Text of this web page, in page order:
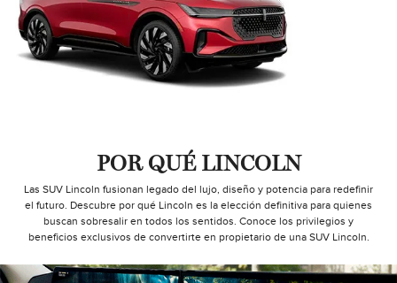
POR QUÉ LINCOLN
Las SUV Lincoln fusionan legado del lujo, diseño y potencia para redefinir
el futuro. Descubre por qué Lincoln es la elección definitiva para quienes
buscan sobresalir en todos los sentidos. Conoce los privilegios y
beneficios exclusivos de convertirte en propietario de una SUV Lincoln.